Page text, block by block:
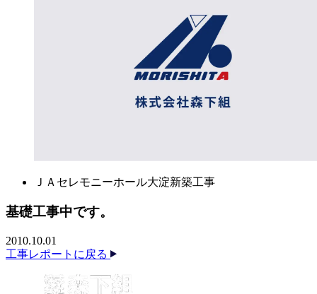
ＪＡセレモニーホール大淀新築工事
基礎工事中です。
2010.10.01
工事レポートに戻る